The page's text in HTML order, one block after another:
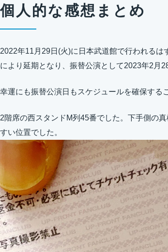
個人的な感想まとめ
2022年11月29日(火)に日本武道館で行われる
により延期となり、振替公演として2023年2月
幸運にも振替公演日もスケジュールを確保する
2階席の西スタンドM列45番でした。下手側の
すい位置でした。